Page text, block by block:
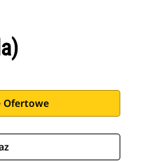
Ofertowe